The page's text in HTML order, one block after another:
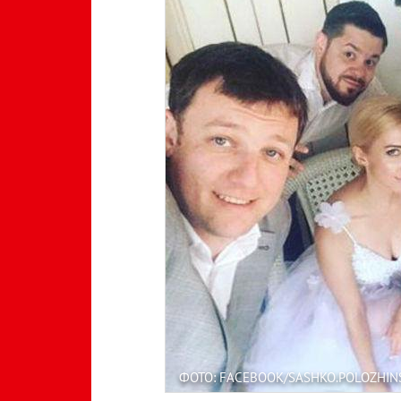
ФОТО: FACEBOOK/